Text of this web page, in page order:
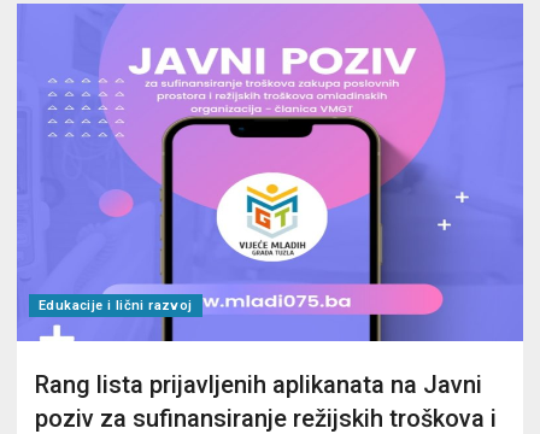
Edukacije i lični razvoj
Rang lista prijavljenih aplikanata na Javni
poziv za sufinansiranje režijskih troškova i